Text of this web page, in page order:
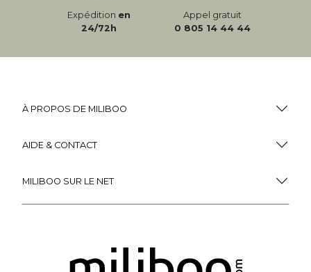
Expédition en
24/72h
Appel gratuit
0 805 14 44 44
À PROPOS DE MILIBOO
AIDE & CONTACT
MILIBOO SUR LE NET